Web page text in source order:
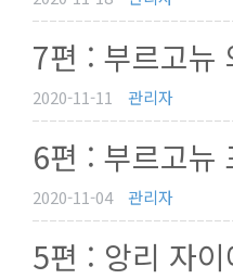
7편 : 부르고뉴
2020-11-11 관리자
6편 : 부르고뉴
2020-11-04 관리자
5편 : 앙리 자